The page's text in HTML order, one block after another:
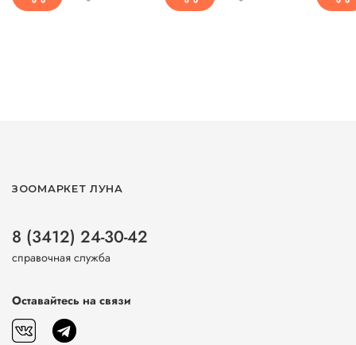
ЗООМАРКЕТ ЛУНА
8 (3412) 24-30-42
справочная служба
Оставайтесь на связи